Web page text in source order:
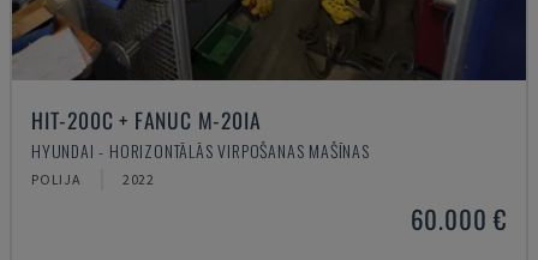
HIT-200C + FANUC M-20IA
HYUNDAI - HORIZONTĀLĀS VIRPOŠANAS MAŠĪNAS
POLIJA 2022
60.000 €